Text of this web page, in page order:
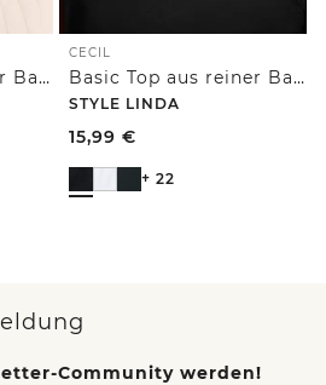
Basic Top aus reiner Baumwolle
CECIL
Basic Top aus reiner Baumwolle
STYLE LINDA
15,99 €
+ 22
Community werden!